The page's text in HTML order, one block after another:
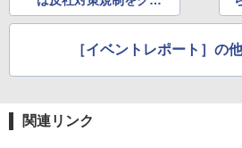
ア可能だ」ズーコCEO
［イベントレポート］の
関連リンク